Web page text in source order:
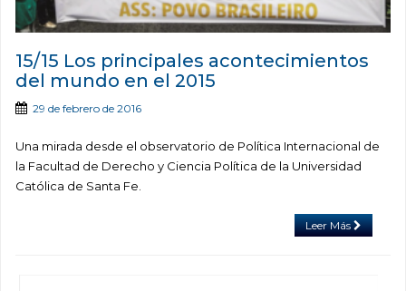
15/15 Los principales acontecimientos
del mundo en el 2015
29 de febrero de 2016
Una mirada desde el observatorio de Política Internacional de
la Facultad de Derecho y Ciencia Política de la Universidad
Católica de Santa Fe.
Leer Más